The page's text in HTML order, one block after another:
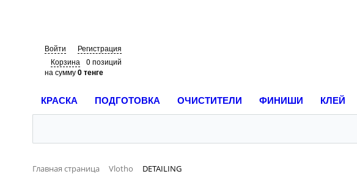
Войти
Регистрация
Корзина
0 позиций
на сумму0 тенге
КРАСКА ПОДГОТОВКА ОЧИСТИТЕЛИ ФИНИШИ КЛЕЙ
Главная страница Vlotho DETAILING